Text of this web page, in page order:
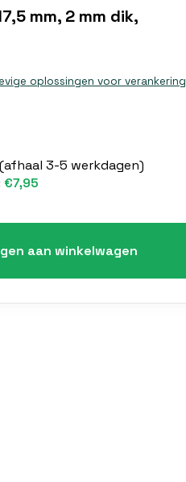
mm, 2 mm dik,
oplossingen voor verankering
3-5 werkdagen)
€7,95
aan winkelwagen